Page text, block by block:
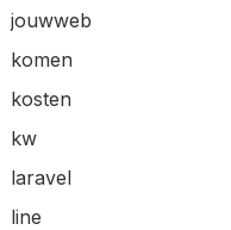
jouwweb
komen
kosten
kw
laravel
line